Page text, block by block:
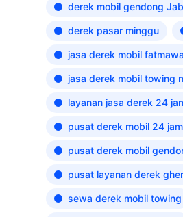
derek mobil gendong
derek pasar minggu
jasa derek mobil
jasa derek mobil towing
layanan jasa derek 24
pusat derek mobil 24
pusat derek mobil
pusat layanan derek
sewa derek mobil towing